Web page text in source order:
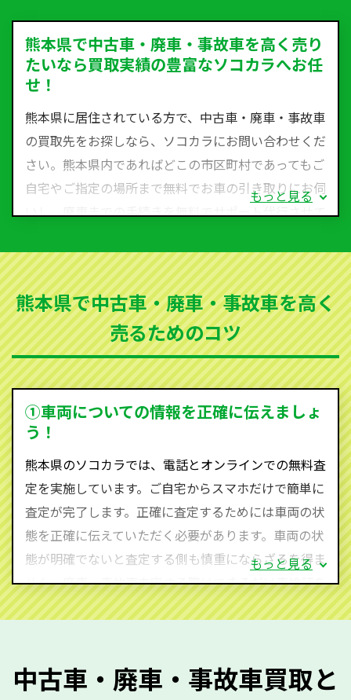
熊本県で中古車・廃車・事故車を高く売り
たいなら買取実績の豊富なソコカラへお任
せ！
熊本県に居住されている方で、中古車・廃車・事故車
の買取先をお探しなら、ソコカラにお問い合わせくだ
さい。熊本県内であればどこの市区町村であってもご
自宅やご指定の場所まで無料でお車の引き取りにお伺
いし、廃車までの手続きを無料でサポート代行させて
など動かない車、水害車、不動車、乗らなくなってし
まった車、車検が切れて動かすことができない車でも
買取可能です。
ソコカラは世界１１０か国に独自の販売ネットワーク
を持ち、国内に自社物流網、自社ヤードをもっている
ため、中間マージンがかかりません。だから高価買取
を実現し、お客様に利益を還元することができるので
す。
590-870）までお問い合わせ下さい。
査定・ご相談・見積もりはすべて無料で行います。安
心してお問い合わせください。
もっと見る
熊本県で中古車・廃車・事故車を高く
売るためのコツ
①車両についての情報を正確に伝えましょ
う！
熊本県のソコカラでは、電話とオンラインでの無料査
定を実施しています。ご自宅からスマホだけで簡単に
査定が完了します。正確に査定するためには車両の状
態を正確に伝えていただく必要があります。車両の状
態が明確でないと査定する側も慎重にならざるを得ま
せん。廃車・事故車査定する際はできるだけ車検証を
ご準備ください。車検証があることで車両状態や年式
質問させていただく内容は以下の通りとなります。
もっと見る
中古車・廃車・事故車買取と